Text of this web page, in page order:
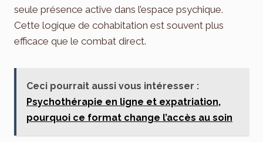
seule présence active dans l’espace psychique.
Cette logique de cohabitation est souvent plus
efficace que le combat direct.
Ceci pourrait aussi vous intéresser :
Psychothérapie en ligne et expatriation,
pourquoi ce format change l’accès au soin